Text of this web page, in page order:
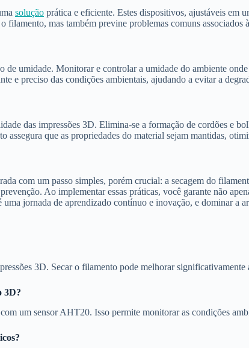
solução prática e eficiente. Estes dispositivos, ajustáveis em
filamento, mas também previne problemas comuns associados
umidade. Monitorar e controlar a umidade do ambiente
e preciso das condições ambientais, ajudando a evitar a
das impressões 3D. Elimina-se a formação de cordões e
que as propriedades do material sejam mantidas,
com um passo simples, porém crucial: a secagem do
Ao implementar essas práticas, você garante não
jornada de aprendizado contínuo e inovação, e dominar a
3D. Secar o filamento pode melhorar
3D?
um sensor AHT20. Isso permite monitorar as condições